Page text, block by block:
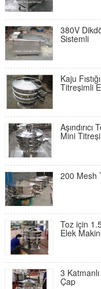
380V
Sistemli
Kaju
Titreşimli
Mini
200 Mesh
Toz için
Elek
3
Çap